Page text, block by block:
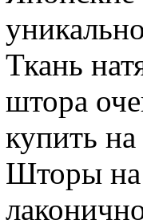
Ткань
штора
купить на
Шторы на